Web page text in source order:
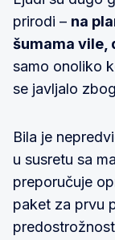
prirodi – na
šumama vile,
samo onoliko
se javljalo
Bila je
u susretu sa
preporučuje
paket za prvu